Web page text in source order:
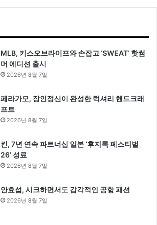
MLB, 키스오브라이프와 손잡고 ‘SWEAT’ 핫썸
머 에디션 출시
2026년 8월 7일
페라가모, 장인정신이 완성한 럭셔리 핸드크래
프트
2026년 8월 7일
킨, 7년 연속 파트너십 일본 ‘후지록 페스티벌
26’ 성료
2026년 8월 7일
안효섭, 시크하면서도 감각적인 공항 패션
2026년 8월 7일